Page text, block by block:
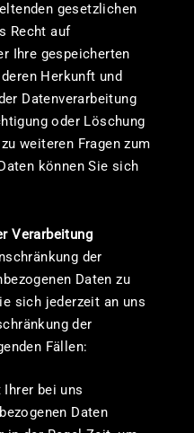
gesetzlichen
Recht auf
Ihre gespeicherten
Herkunft und
Datenverarbeitung
oder Löschung
weiteren Fragen zum
können Sie sich
Verarbeitung
der
Daten zu
sich jederzeit an uns
der
Fällen:
bei uns
Daten